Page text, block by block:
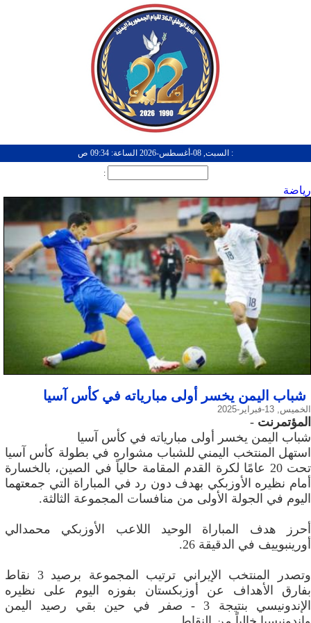
: السبت, 08-أغسطس-2026 الساعة: 09:34 ص
:
رياضة
شباب اليمن يخسر أولى مبارياته في كأس آسيا
الخميس, 13-فبراير-2025
المؤتمرنت -
شباب اليمن يخسر أولى مبارياته في كأس آسيا
استهل المنتخب اليمني للشباب مشواره في بطولة كأس آسيا
تحت 20 عامًا لكرة القدم المقامة حالياً في الصين، بالخسارة
أمام نظيره الأوزبكي بهدف دون رد في المباراة التي جمعتهما
اليوم في الجولة الأولى من منافسات المجموعة الثالثة.
أحرز هدف المباراة الوحيد اللاعب الأوزبكي محمدالي
أورينبوييف في الدقيقة 26.
وتصدر المنتخب الإيراني ترتيب المجموعة برصيد 3 نقاط
بفارق الأهداف عن أوزبكستان بفوزه اليوم على نظيره
الإندونيسي بنتيجة 3 - صفر في حين بقي رصيد اليمن